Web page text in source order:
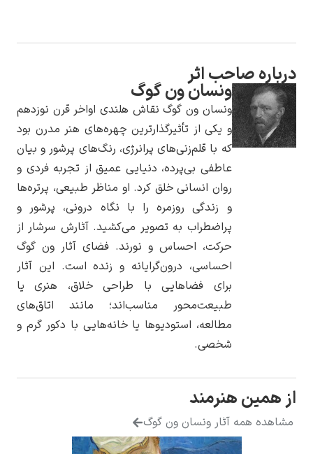
پیر آگوست رنوآر
پل سزان
یوهانس فرمیر
پرفروش‌ترین
درباره صاحب اثر
ونسان ون گوگ
ونسان ون گوگ نقاش هلندی اواخر قرن نوزدهم
و یکی از تأثیرگذارترین چهره‌های هنر مدرن بود
که با قلم‌زنی‌های پرانرژی، رنگ‌های پرشور و بیان
عاطفی بی‌پرده، دنیایی عمیق از تجربه فردی و
روان انسانی خلق کرد. او مناظر طبیعی، پرتره‌ها
و زندگی روزمره را با نگاه درونی، پرشور و
پراضطراب به تصویر می‌کشید. آثارش سرشار از
حرکت، احساس و نورند. فضای آثار ون گوگ
احساسی، درون‌گرایانه و زنده است. این آثار
برای فضاهایی با طراحی خلاق، هنری یا
طبیعت‌محور مناسب‌اند؛ مانند اتاق‌های
مطالعه، استودیوها یا خانه‌هایی با دکور گرم و
شخصی.
از همین هنرمند
مشاهده همه آثار ونسان ون گوگ